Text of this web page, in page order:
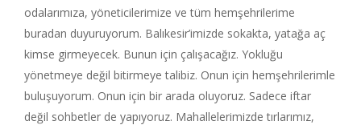
odalarımıza, yöneticilerimize ve tüm hemşehrilerime
buradan duyuruyorum. Balıkesir’imizde sokakta, yatağa aç
kimse girmeyecek. Bunun için çalışacağız. Yokluğu
yönetmeye değil bitirmeye talibiz. Onun için hemşehrilerimle
buluşuyorum. Onun için bir arada oluyoruz. Sadece iftar
değil sohbetler de yapıyoruz. Mahallelerimizde tırlarımız,